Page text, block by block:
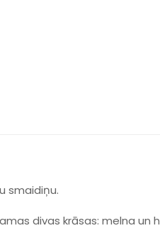
smaidiņu.
divas krāsas: melna un